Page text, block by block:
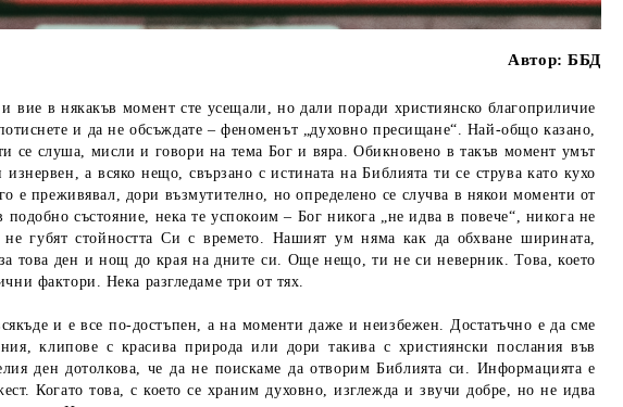
Автор: ББД
в някакъв момент сте усещали, но дали поради християнско благоприличие
и да не обсъждате – феноменът „духовно пресищане“. Най-общо казано,
се слуша, мисли и говори на тема Бог и вяра. Обикновено в такъв момент умът
а всяко нещо, свързано с истината на Библията ти се струва като кухо
е преживявал, дори възмутително, но определено се случва в някои моменти от
състояние, нека те успокоим – Бог никога „не идва в повече“, никога не
губят стойността Си с времето. Нашият ум няма как да обхване ширината,
това ден и нощ до края на дните си. Още нещо, ти не си неверник. Това, което
фактори. Нека разгледаме три от тях.
и е все по-достъпен, а на моменти даже и неизбежен. Достатъчно е да сме
клипове с красива природа или дори такива с християнски послания във
ден дотолкова, че да не поискаме да отворим Библията си. Информацията е
Когато това, с което се храним духовно, изглежда и звучи добре, но не идва